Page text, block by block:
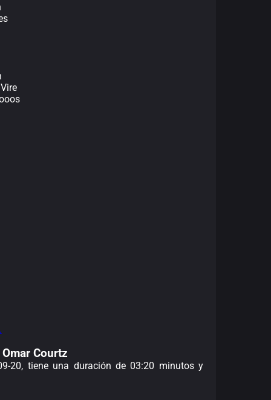
Courtz
20, tiene una duración de 03:20 minutos y